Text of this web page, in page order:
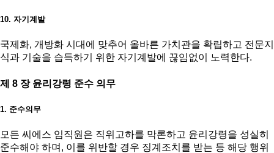
10. 자기계발
국제화, 개방화 시대에 맞추어 올바른 가치관을 확립하고 전문지
식과 기술을 습득하기 위한 자기계발에 끊임없이 노력한다.
제 8 장 윤리강령 준수 의무
1. 준수의무
모든 씨에스 임직원은 직위고하를 막론하고 윤리강령을 성실히
준수해야 하며, 이를 위반할 경우 징계조치를 받는 등 해당 행위